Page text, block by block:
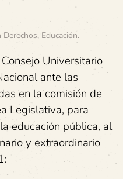
Derechos, Educación.
Universitario
ante las
en la comisión de
Legislativa, para
educación pública, al
y extraordinario